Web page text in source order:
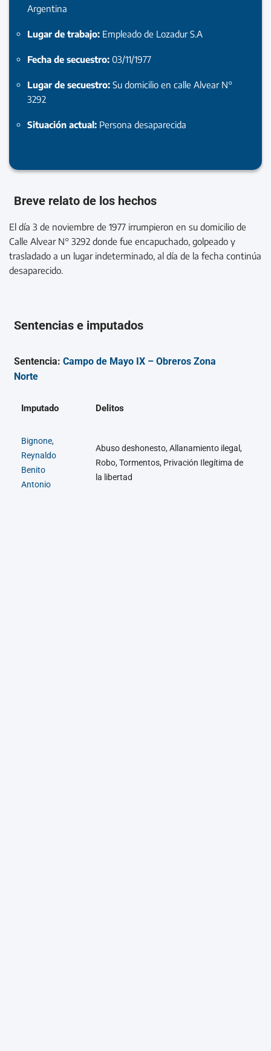
Argentina
Lugar de trabajo: Empleado de Lozadur S.A
Fecha de secuestro: 03/11/1977
Lugar de secuestro: Su domicilio en calle Alvear N°
3292
Situación actual: Persona desaparecida
Breve relato de los hechos
El día 3 de noviembre de 1977 irrumpieron en su domicilio de
Calle Alvear N° 3292 donde fue encapuchado, golpeado y
trasladado a un lugar indeterminado, al día de la fecha continúa
desaparecido.
Sentencias e imputados
Sentencia: Campo de Mayo IX – Obreros Zona
Norte
Imputado Delitos
Bignone,
Reynaldo
Benito
Antonio
Abuso deshonesto, Allanamiento ilegal,
Robo, Tormentos, Privación Ilegítima de
la libertad